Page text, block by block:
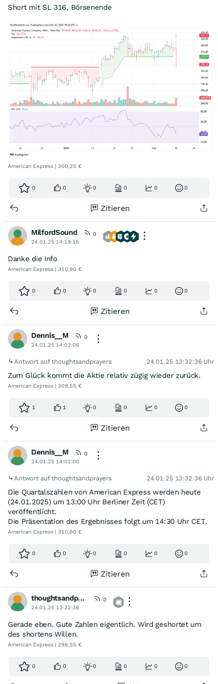
Short mit SL 316, Börsenende
American Express | 300,25 €
0 0 0 0 0 0
Zitieren
MilfordSound
0
24.01.25 14:19:15
Danke die Info
American Express | 310,90 €
0 0 0 0 0 0
Zitieren
Dennis__M
0
24.01.25 14:03:06
Antwort auf thoughtsandprayers 24.01.25 13:32:36 Uhr
Zum Glück kommt die Aktie relativ zügig wieder zurück.
American Express | 309,55 €
1 1 0 0 0 0
Zitieren
Dennis__M
0
24.01.25 14:02:00
Antwort auf thoughtsandprayers 24.01.25 13:32:36 Uhr
Die Quartalszahlen von American Express werden heute
(24.01.2025) um 13:00 Uhr Berliner Zeit (CET)
veröffentlicht.
Die Präsentation des Ergebnisses folgt um 14:30 Uhr CET.
American Express | 310,90 €
0 0 0 0 0 0
Zitieren
thoughtsandprayers
0
24.01.25 13:32:36
Gerade eben. Gute Zahlen eigentlich. Wird geshortet um
des shortens Willen.
American Express | 298,55 €
0 0 0 0 0 0